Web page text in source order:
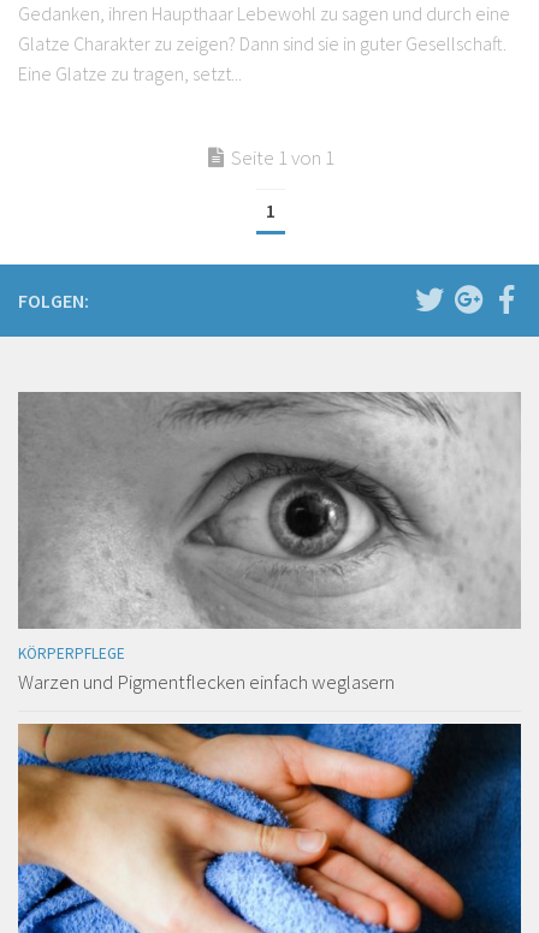
Gedanken, ihren Haupthaar Lebewohl zu sagen und durch eine
Glatze Charakter zu zeigen? Dann sind sie in guter Gesellschaft.
Eine Glatze zu tragen, setzt...
Seite 1 von 1
1
FOLGEN:
KÖRPERPFLEGE
Warzen und Pigmentflecken einfach weglasern